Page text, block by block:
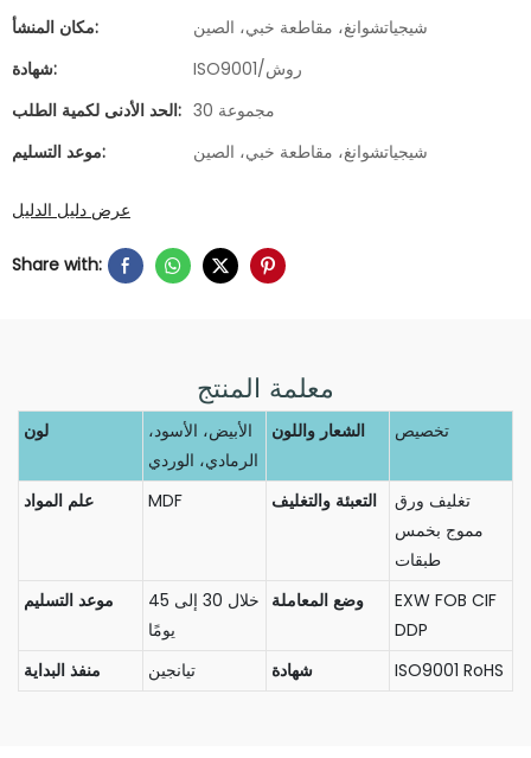
مكان المنشأ:
شيجياتشوانغ، مقاطعة خبي، الصين
شهادة:
ISO9001/روش
الحد الأدنى لكمية الطلب:
30 مجموعة
موعد التسليم:
شيجياتشوانغ، مقاطعة خبي، الصين
عرض دليل الدليل
Share with:
معلمة المنتج
لون
الأبيض، الأسود،
الرمادي، الوردي
الشعار واللون تخصيص
علم المواد MDF التعبئة والتغليف
تغليف ورق
مموج بخمس
طبقات
موعد التسليم
خلال 30 إلى 45
يومًا
وضع المعاملة
EXW FOB CIF
DDP
منفذ البداية
تيانجين شهادة ISO9001 RoHS